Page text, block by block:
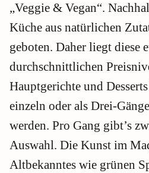
„Veggie & Vegan“.
Küche aus natürlichen
geboten. Daher liegt diese
durchschnittlichen
Hauptgerichte und
einzeln oder als Drei-
werden. Pro Gang gibt’s
Auswahl. Die Kunst im
Altbekanntes wie grünen